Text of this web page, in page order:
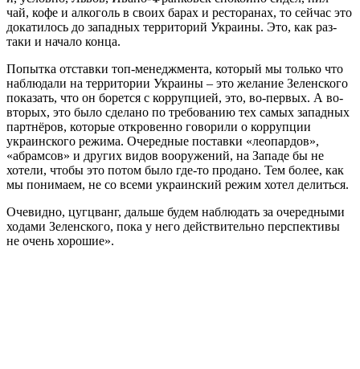
чай, кофе и алкоголь в своих барах и ресторанах, то сейчас это
докатилось до западных территорий Украины. Это, как раз-
таки и начало конца.
Попытка отставки топ-менеджмента, который мы только что
наблюдали на территории Украины – это желание Зеленского
показать, что он борется с коррупцией, это, во-первых. А во-
вторых, это было сделано по требованию тех самых западных
партнёров, которые откровенно говорили о коррупции
украинского режима. Очередные поставки «леопардов»,
«абрамсов» и других видов вооружений, на Западе бы не
хотели, чтобы это потом было где-то продано. Тем более, как
мы понимаем, не со всеми украинский режим хотел делиться.
Очевидно, цугцванг, дальше будем наблюдать за очередными
ходами Зеленского, пока у него действительно перспективы
не очень хорошие».